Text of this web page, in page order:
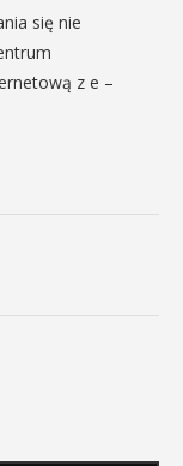
się nie
z e –